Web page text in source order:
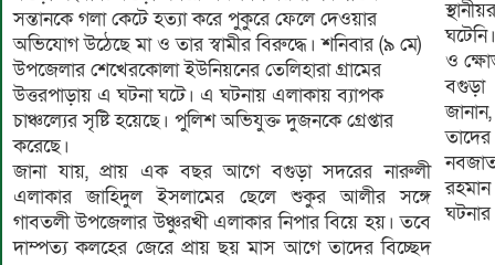
সন্তানকে গলা কেটে হত্যা করে পুকুরে ফেলে দেওয়ার
অভিযোগ উঠেছে মা ও তার স্বামীর বিরুদ্ধে। শনিবার (৯ মে)
উপজেলার শেখেরকোলা ইউনিয়নের তেলিহারা গ্রামের
উত্তরপাড়ায় এ ঘটনা ঘটে। এ ঘটনায় এলাকায় ব্যাপক
চাঞ্চল্যের সৃষ্টি হয়েছে। পুলিশ অভিযুক্ত দুজনকে গ্রেপ্তার
করেছে।
জানা যায়, প্রায় এক বছর আগে বগুড়া সদরের নারুলী
এলাকার জাহিদুল ইসলামের ছেলে শুকুর আলীর সঙ্গে
গাবতলী উপজেলার উঞ্চুরখী এলাকার নিপার বিয়ে হয়। তবে
দাম্পত্য কলহের জেরে প্রায় ছয় মাস আগে তাদের বিচ্ছেদ
ও
বগুড়া